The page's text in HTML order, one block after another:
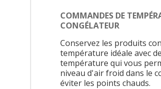
COMMANDES DE
CONGÉLATEUR
Conservez les produits
température idéale avec
température qui vous
niveau d'air froid dans le
éviter les points chauds.